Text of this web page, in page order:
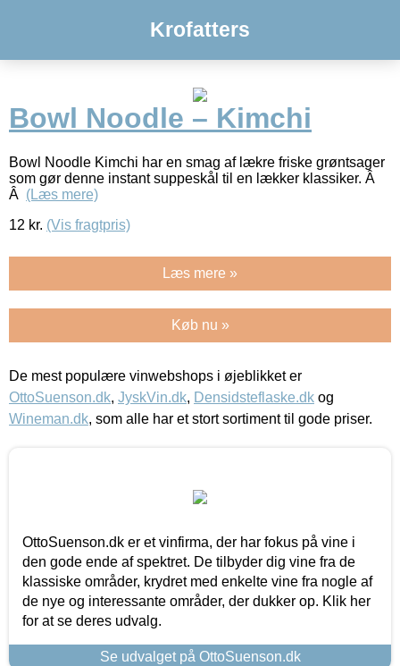
Krofatters
Bowl Noodle – Kimchi
Bowl Noodle Kimchi har en smag af lækre friske grøntsager
som gør denne instant suppeskål til en lækker klassiker. Â
Â (Læs mere)
12 kr. (Vis fragtpris)
Læs mere »
Køb nu »
De mest populære vinwebshops i øjeblikket er
OttoSuenson.dk, JyskVin.dk, Densidsteflaske.dk og
Wineman.dk, som alle har et stort sortiment til gode priser.
OttoSuenson.dk er et vinfirma, der har fokus på vine i
den gode ende af spektret. De tilbyder dig vine fra de
klassiske områder, krydret med enkelte vine fra nogle af
de nye og interessante områder, der dukker op. Klik her
for at se deres udvalg.
Se udvalget på OttoSuenson.dk